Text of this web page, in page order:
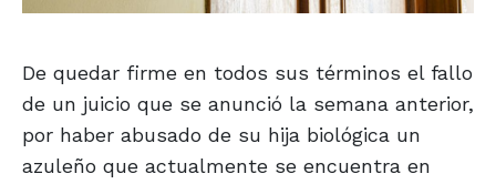
De quedar firme en todos sus términos el fallo
de un juicio que se anunció la semana anterior,
por haber abusado de su hija biológica un
azuleño que actualmente se encuentra en